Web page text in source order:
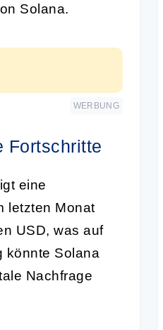
Solana.
WERBUNG
Fortschritte
eine
letzten Monat
USD, was auf
könnte Solana
Nachfrage